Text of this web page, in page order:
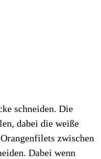
schneiden. Die
dabei die weiße
zwischen
Dabei wenn